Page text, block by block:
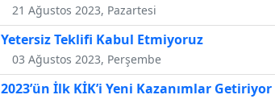
21 Ağustos 2023, Pazartesi
Yetersiz Teklifi Kabul Etmiyoruz
03 Ağustos 2023, Perşembe
2023’ün İlk KİK’i Yeni Kazanımlar Getiriyor